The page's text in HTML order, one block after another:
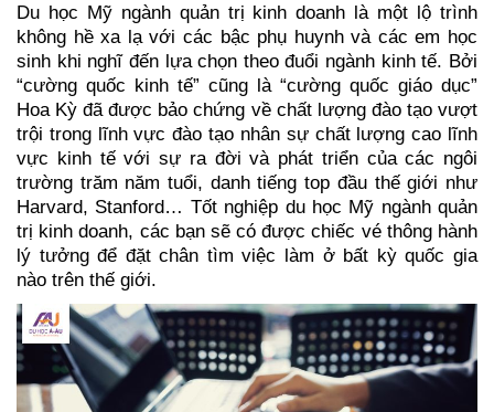
Du học Mỹ ngành quản trị kinh doanh là một lộ trình
không hề xa lạ với các bậc phụ huynh và các em học
sinh khi nghĩ đến lựa chọn theo đuổi ngành kinh tế. Bởi
“cường quốc kinh tế” cũng là “cường quốc giáo dục”
Hoa Kỳ đã được bảo chứng về chất lượng đào tạo vượt
trội trong lĩnh vực đào tạo nhân sự chất lượng cao lĩnh
vực kinh tế với sự ra đời và phát triển của các ngôi
trường trăm năm tuổi, danh tiếng top đầu thế giới như
Harvard, Stanford… Tốt nghiệp du học Mỹ ngành quản
trị kinh doanh, các bạn sẽ có được chiếc vé thông hành
lý tưởng để đặt chân tìm việc làm ở bất kỳ quốc gia
nào trên thế giới.